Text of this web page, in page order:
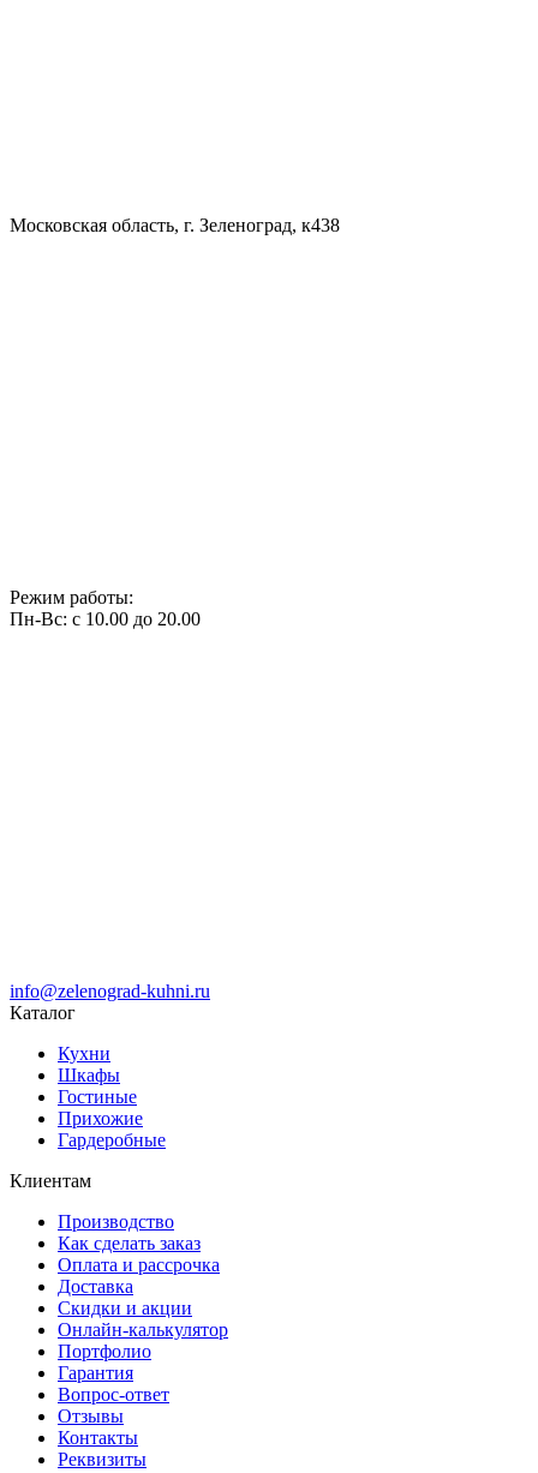
Московская область, г. Зеленоград, к438
Режим работы:
Пн-Вс: с 10.00 до 20.00
info@zelenograd-kuhni.ru
Каталог
Кухни
Шкафы
Гостиные
Прихожие
Гардеробные
Клиентам
Производство
Как сделать заказ
Оплата и рассрочка
Доставка
Скидки и акции
Онлайн-калькулятор
Портфолио
Гарантия
Вопрос-ответ
Отзывы
Контакты
Реквизиты